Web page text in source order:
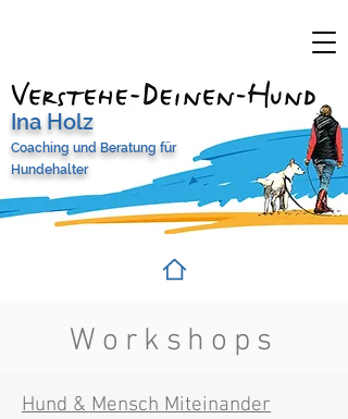
Ina Holz
Coaching und Beratung für
Hundehalter
Workshops
Hund & Mensch Miteinander​